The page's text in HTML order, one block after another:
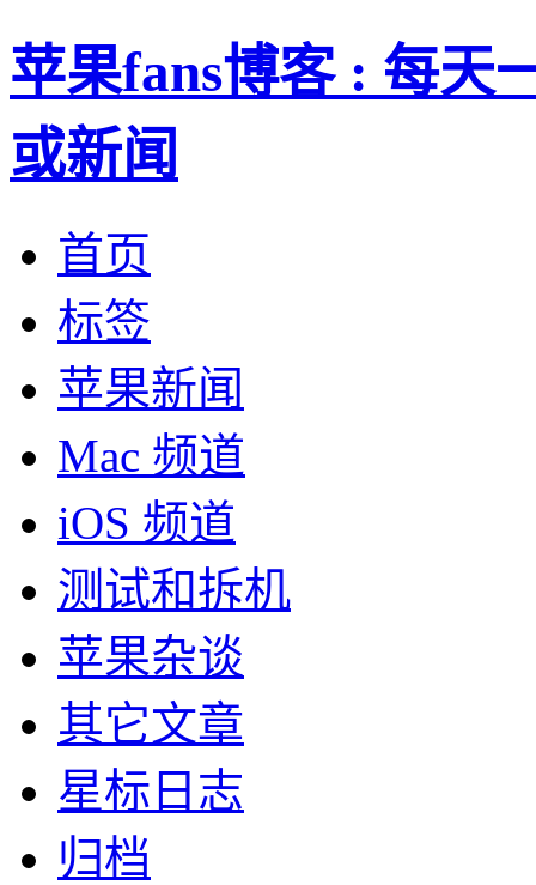
苹果fans博客 : 每天
或新闻
首页
标签
苹果新闻
Mac 频道
iOS 频道
测试和拆机
苹果杂谈
其它文章
星标日志
归档